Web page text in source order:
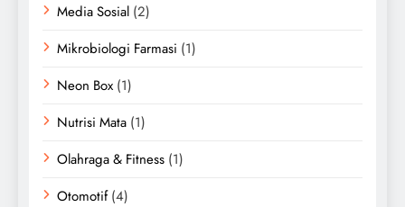
Media Sosial (2)
Mikrobiologi Farmasi (1)
Neon Box (1)
Nutrisi Mata (1)
Olahraga & Fitness (1)
Otomotif(4)